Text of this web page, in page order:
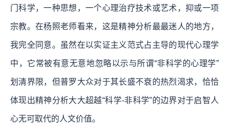
门科学，一种思想，一个心理治疗技术或艺术，抑或一项
宗教。在杨照老师看来，这是精神分析最最迷人的地方，
我完全同意。虽然在以实证主义范式占主导的现代心理学
中，它常被有意无意地忽略以示与所谓“非科学的心理学”
划清界限，但普罗大众对于其长盛不衰的热烈渴求，恰恰
体现出精神分析大大超越“科学-非科学”的边界对于启智人
心无可取代的人文价值。